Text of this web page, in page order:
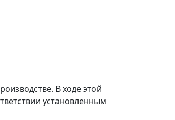
В ходе этой
установленным